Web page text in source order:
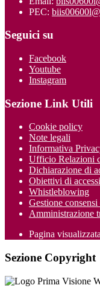
PEC:
Seguici su
Facebook
Youtube
Instagram
Sezione Link Utili
Cookie policy
Note legali
Informativa
Ufficio Relazioni
Dichiarazione di
Obiettivi di
Whistleblowing
Gestione
Amministrazione
Pagina
Sezione Copyright